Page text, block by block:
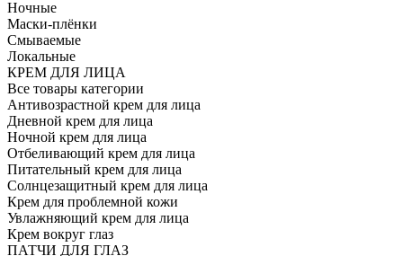
Ночные
Маски-плёнки
Смываемые
Локальные
КРЕМ ДЛЯ ЛИЦА
Все товары категории
Антивозрастной крем для лица
Дневной крем для лица
Ночной крем для лица
Отбеливающий крем для лица
Питательный крем для лица
Солнцезащитный крем для лица
Крем для проблемной кожи
Увлажняющий крем для лица
Крем вокруг глаз
ПАТЧИ ДЛЯ ГЛАЗ